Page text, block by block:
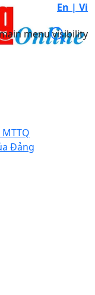
En | Vi
menu visibility
Đảng